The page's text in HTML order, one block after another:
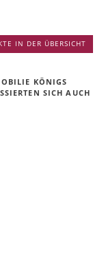
IN DER ÜBERSICHT
KÖNIGS
SICH AUCH